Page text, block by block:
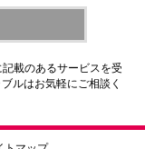
載のあるサービスを受
ルはお気軽にご相談く